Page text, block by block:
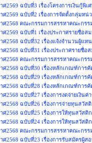
ศ2569 ฉบับที่3 เรื่องโครงการเงินกู้พิ
ศ2569 ฉบับที่2 เรื่องการจัดตั้งกลุ่มหน่
ศ2568 คณะกรรมการสรรหาคณะกรร
ศ2569 ฉบับที่1 เรื่องประกาศรายชื่อ
ศ2568 ฉบับที่32 เรื่องแจ้งจำนวนผู้แท
ศ2568 ฉบับที่31 เรื่องประกาศรายชื่
ศ2568 คณะกรรมการสรรหาคณะกรร
ศ2568 ฉบับที่30 เรื่องหลักเกณฑ์การ
ศ2568 ฉบับที่29 เรื่องหลักเกณฑ์การคั
ศ2568 ฉบับที่28 เรื่องหลักเกณฑ์การ
ศ2568 ฉบับที่27 เรื่องการงดจ่ายเงิน
ศ2568 ฉบับที่26 เรื่องการจ่ายทุนสวัส
ศ2568 ฉบับที่25 เรื่องการให้ทุนสวัส
ศ2568 ฉบับที่24 เรื่องการให้ทุนสวัสดิ
ศ2568 คณะกรรมการสรรหาคณะกรร
ศ2568 ฉบับที่23 เรื่องการรับสมัครผู้ส